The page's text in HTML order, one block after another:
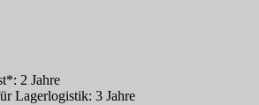
2 Jahre
Lagerlogistik: 3 Jahre